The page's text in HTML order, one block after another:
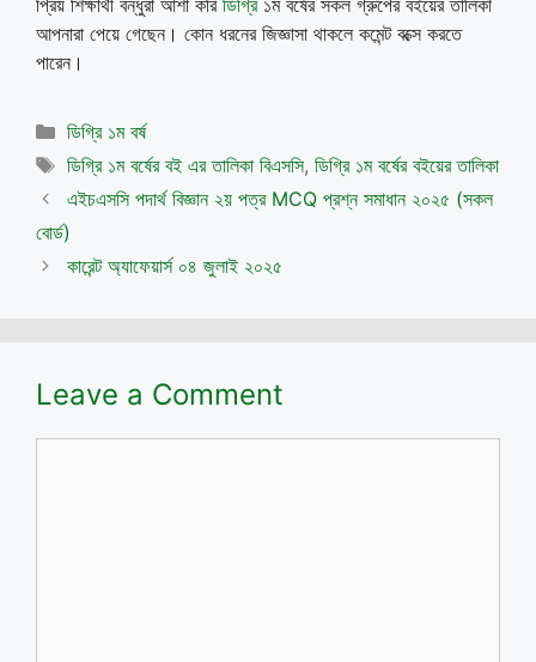
প্রিয় শিক্ষার্থী বন্ধুরা আশা করি ডিগ্রি১ম বর্ষের সকল গ্রুপের বইয়ের তালিকা
আপনারা পেয়ে গেছেন। কোন ধরনের জিজ্ঞাসা থাকলে কমেন্ট বক্সে করতে
পারেন।
Categories
ডিগ্রি ১ম বর্ষ
Tags
ডিগ্রি ১ম বর্ষের বই এর তালিকা বিএসসি, ডিগ্রি ১ম বর্ষের বইয়ের তালিকা
এইচএসসি পদার্থ বিজ্ঞান ২য় পত্র MCQ প্রশ্ন সমাধান ২০২৫ (সকল
বোর্ড)
কারেন্ট অ্যাফেয়ার্স ০৪ জুলাই ২০২৫
Leave a Comment